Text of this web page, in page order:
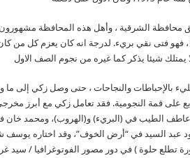
محافظة الشرقية ، وأهل هذه المحافظة
فهو فتى نقي بريء. لدرجة انه كان يعزم كل من
يمتلك شيئا يذكر كما غيره من نجوم الصف الاول
بالإحباطات والنجاحات ، حتى وصل زكي إلى ما
على قمة النجومية. فقد تعامل زكي مع أبرز
عاطف الطيب في (البريء) و(الهروب)، ومحمد خان
عبد السيد في “أرض الخوف”، وقد اختاره
تطلع حلوة ) في دور مصور الفوتوغرافيا / سيد